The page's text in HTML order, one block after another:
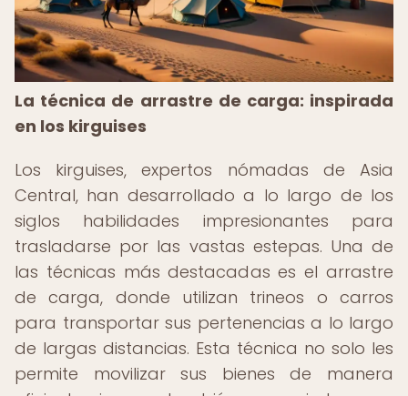
La técnica de arrastre de carga: inspirada
en los kirguises
Los kirguises, expertos nómadas de Asia
Central, han desarrollado a lo largo de los
siglos habilidades impresionantes para
trasladarse por las vastas estepas. Una de
las técnicas más destacadas es el arrastre
de carga, donde utilizan trineos o carros
para transportar sus pertenencias a lo largo
de largas distancias. Esta técnica no solo les
permite movilizar sus bienes de manera